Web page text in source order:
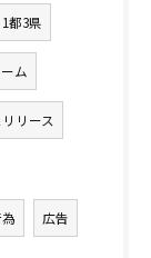
1都3県
ム
リース
広告